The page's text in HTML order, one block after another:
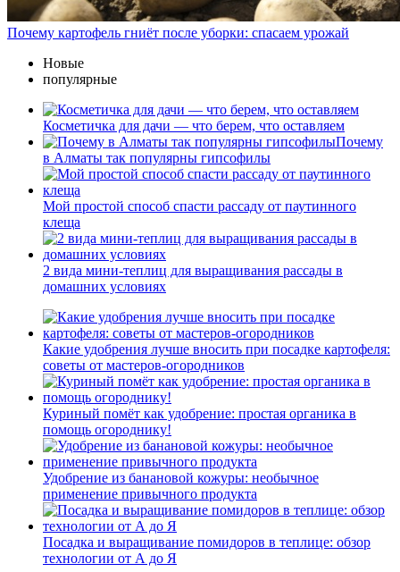
Почему картофель гниёт после уборки: спасаем урожай
Новые
популярные
Косметичка для дачи — что берем, что оставляем
Почему
в Алматы так популярны гипсофилы
Мой простой способ спасти рассаду от паутинного
клеща
2 вида мини-теплиц для выращивания рассады в
домашних условиях
Какие удобрения лучше вносить при посадке картофеля:
советы от мастеров-огородников
Куриный помёт как удобрение: простая органика в
помощь огороднику!
Удобрение из банановой кожуры: необычное
применение привычного продукта
Посадка и выращивание помидоров в теплице: обзор
технологии от А до Я